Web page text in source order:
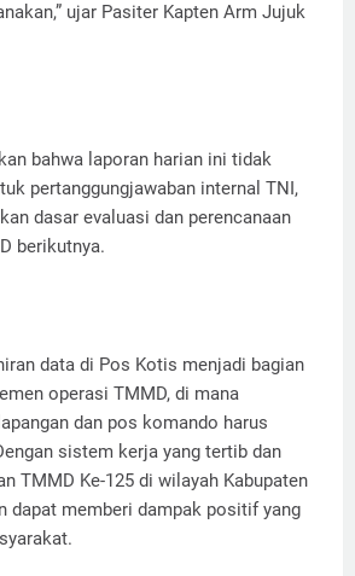
ujar Pasiter Kapten Arm Jujuk
bahwa laporan harian ini tidak
pertanggungjawaban internal TNI,
dasar evaluasi dan perencanaan
berikutnya.
data di Pos Kotis menjadi bagian
operasi TMMD, di mana
dan pos komando harus
sistem kerja yang tertib dan
TMMD Ke-125 di wilayah Kabupaten
dapat memberi dampak positif yang